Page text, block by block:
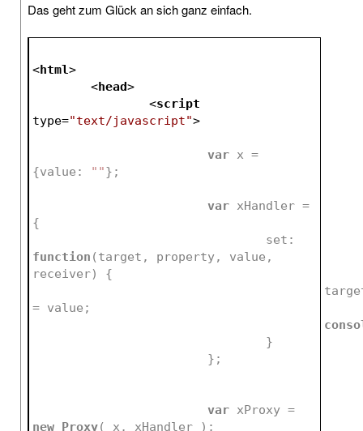
Das geht zum Glück an sich ganz einfach.
<html>
<head>
<script
type="text/javascript">
var x =
{value:
""};
var xHandler =
{
function (target, property, value,
receiver) {
= value;
				}
var
new Proxy( x, xHandler );